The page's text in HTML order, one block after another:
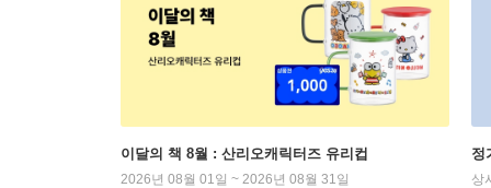
이달의 책 8월 : 산리오캐릭터즈 유리컵
2026년 08월 01일 ~ 2026년 08월 31일
정
상